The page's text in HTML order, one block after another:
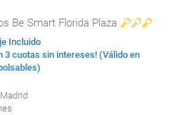
Be Smart Florida Plaza
Incluido
3 cuotas sin intereses! (Válido en